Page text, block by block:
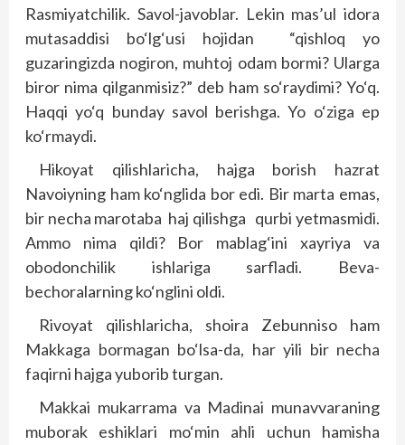
Rasmiyatchilik. Savol-javoblar. Lekin mas’ul idora
mutasaddisi bo‘lg‘usi hojidan “qishloq yo
guzaringizda nogiron, muhtoj odam bormi? Ularga
biror nima qilganmisiz?” deb ham so‘raydimi? Yo‘q.
Haqqi yo‘q bunday savol berishga. Yo o‘ziga ep
ko‘rmaydi.
Hikoyat qilishlaricha, hajga borish hazrat
Navoiyning ham ko‘nglida bor edi. Bir marta emas,
bir necha marotaba haj qilishga qurbi yetmasmidi.
Ammo nima qildi? Bor mablag‘ini xayriya va
obodonchilik ishlariga sarfladi. Beva-
bechoralarning ko‘nglini oldi.
Rivoyat qilishlaricha, shoira Zebunniso ham
Makkaga bormagan bo‘lsa-da, har yili bir necha
faqirni hajga yuborib turgan.
Makkai mukarrama va Madinai munavvaraning
muborak eshiklari mo‘min ahli uchun hamisha